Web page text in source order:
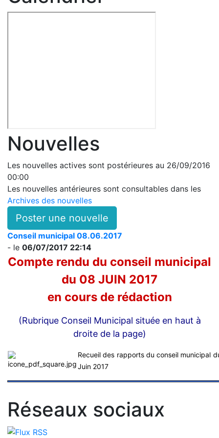
Nouvelles
Les nouvelles actives sont postérieures au 26/09/2016
00:00
Les nouvelles antérieures sont consultables dans les
Archives des nouvelles
Poster une nouvelle
Conseil municipal 08.06.2017
- le 06/07/2017 22:14
Compte rendu du conseil municipal
du 08 JUIN 2017
en cours de rédaction
(Rubrique Conseil Municipal située en haut à
droite de la page)
Recueil des rapports du conseil municipal
Juin 2017
Réseaux sociaux